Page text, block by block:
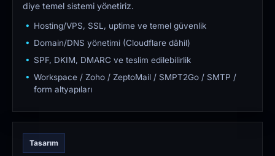
diye temel sistemi yönetiriz.
Hosting/VPS, SSL, uptime ve temel güvenlik
Domain/DNS yönetimi (Cloudflare dâhil)
SPF, DKIM, DMARC ve teslim edilebilirlik
Workspace / Zoho / ZeptoMail / SMPT2Go / SMTP /
form altyapıları
Tasarım